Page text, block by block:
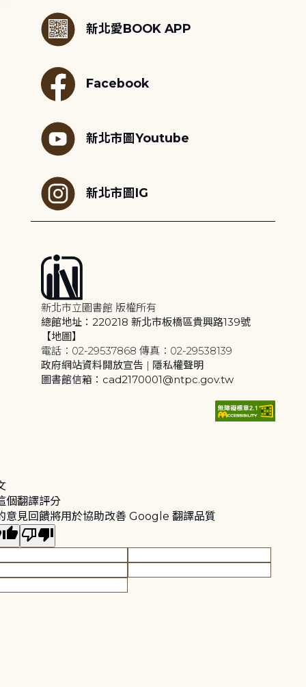
新北愛BOOK APP
Facebook
新北市圖Youtube
新北市圖IG
新北市立圖書館 版權所有
總館地址：220218 新北市板橋區貴興路139號
【地圖】
電話：02-29537868 傳真：02-29538139
政府網站資料開放宣告 | 隱私權聲明
圖書館信箱：cad2170001@ntpc.gov.tw
個翻譯評分
意見回饋將用於協助改善 Google 翻譯品質